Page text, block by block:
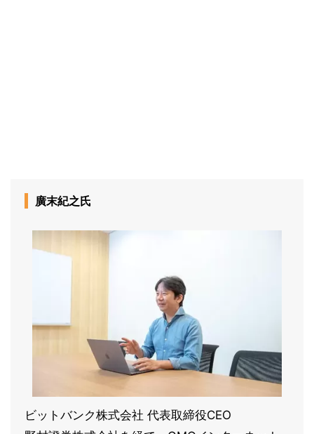
廣末紀之氏
ビットバンク株式会社 代表取締役CEO